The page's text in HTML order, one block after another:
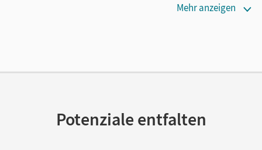
Mehr anzeigen
Potenziale entfalten